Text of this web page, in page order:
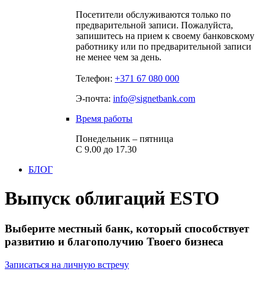
Посетители обслуживаются только по
предварительной записи. Пожалуйста,
запишитесь на прием к своему банковскому
работнику или по предварительной записи
не менее чем за день.
Телефон: +371 67 080 000
Э-почта: info@signetbank.com
Время работы
Понедельник – пятница
С 9.00 до 17.30
БЛОГ
Выпуск облигаций ESTO
Выберите местный банк, который способствует
развитию и благополучию Твоего бизнеса
Записаться на личную встречу